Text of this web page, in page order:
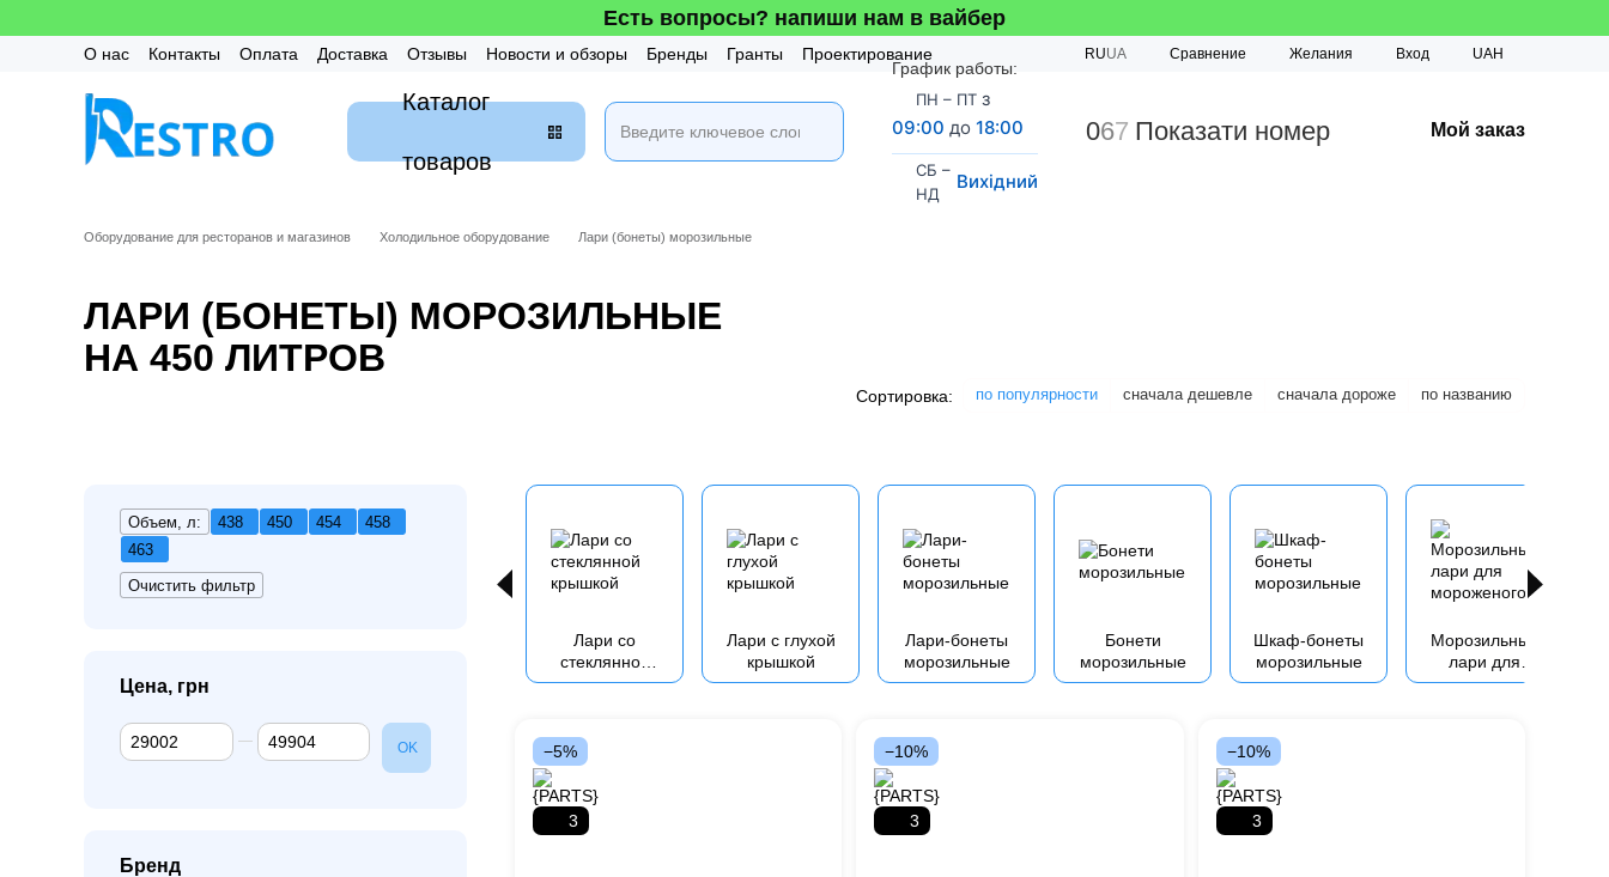
Есть вопросы? напиши нам в вайбер
О нас Контакты Оплата Доставка Отзывы Новости и обзоры Бренды Гранты
Проектирование
RUUA Сравнение Желания Вход UAH
Каталог
товаров
График работы:
ПН – ПТ з
09:00 до 18:00
СБ –
НД
Вихідний
067 Показати номер Мой заказ
Оборудование для ресторанов и магазинов Холодильное оборудование Лари (бонеты) морозильные
ЛАРИ (БОНЕТЫ) МОРОЗИЛЬНЫЕ
НА 450 ЛИТРОВ
Сортировка: по популярности сначала дешевле сначала дороже по названию
Лари со
стеклянной
крышкой
Лари с глухой
крышкой
Лари-бонеты
морозильные
Бонети
морозильные
Шкаф-бонеты
морозильные
Морозильные
лари для
мороженого
−5%
3
−10%
3
−10%
3
Объем, л: 438 450 454
458
463
Очистить фильтр
Цена, грн
От Цена, грн
До Цена, грн
OK
Бренд